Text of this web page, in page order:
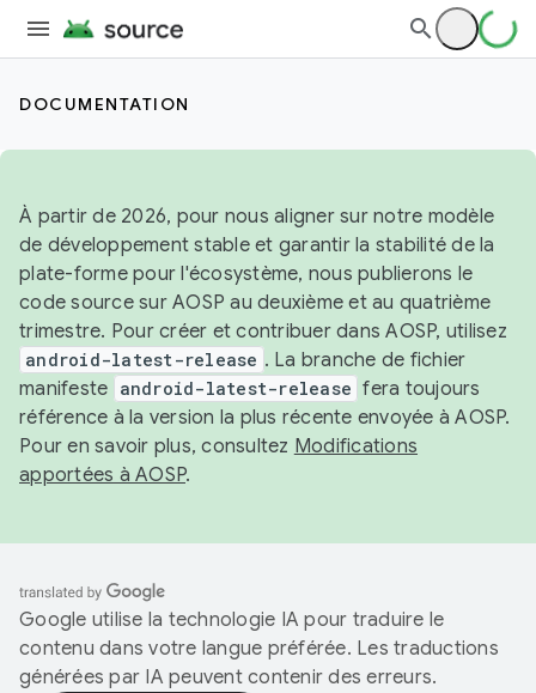
DOCUMENTATION
À partir de 2026, pour nous aligner sur notre modèle
de développement stable et garantir la stabilité de la
plate-forme pour l'écosystème, nous publierons le
code source sur AOSP au deuxième et au quatrième
trimestre. Pour créer et contribuer dans AOSP, utilisez
android-latest-release . La branche de fichier
manifeste android-latest-release fera toujours
référence à la version la plus récente envoyée à AOSP.
Pour en savoir plus, consultez Modifications
apportées à AOSP.
Google utilise la technologie IA pour traduire le
contenu dans votre langue préférée. Les traductions
générées par IA peuvent contenir des erreurs.